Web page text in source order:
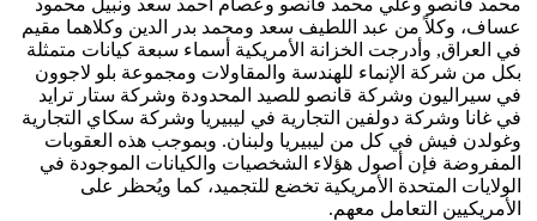
محمد قانصو وعلي محمد قانصو وعصام أحمد سعد ونبيل محمود
عساف، وكلاً من عبد اللطيف سعد ومحمد بدر الدين وكلاهما مقيم
في العراق, وأدرجت الخزانة الأمريكية أسماء سبعة كيانات متمثلة
بكل من شركة الإنماء للهندسة والمقاولات ومجموعة بلو لاجوون
في سيراليون وشركة قانصو للصيد المحدودة وشركة ستار ترايد
في غانا وشركة دولفين التجارية في ليبيريا وشركة سكاي التجارية
وغولدن فيش في كل من ليبيريا ولبنان. وبموجب هذه العقوبات
المفروضة فإن أصول هؤلاء الشخصيات والكيانات الموجودة في
الولايات المتحدة الأمريكية تخضع للتجميد، كما ويُحظر على
الأمريكيين التعامل معهم.